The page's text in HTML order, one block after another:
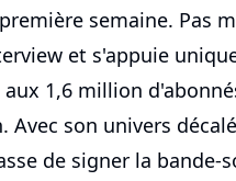
semaine. Pas
et s'appuie
1,6 million
Avec son univers
de signer la bande-